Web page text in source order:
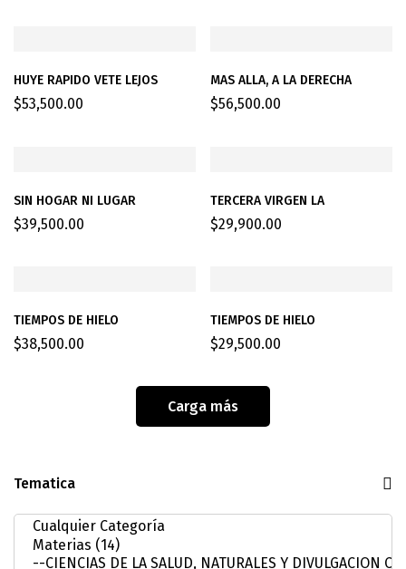
Tematica
HUYE RAPIDO VETE LEJOS
$53,500.00
MAS ALLA, A LA DERECHA
$56,500.00
SIN HOGAR NI LUGAR
$39,500.00
TERCERA VIRGEN LA
$29,900.00
TIEMPOS DE HIELO
$38,500.00
TIEMPOS DE HIELO
$29,500.00
Carga más